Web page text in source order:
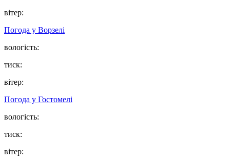
вітер:
Погода у Ворзелі
вологість:
тиск:
вітер:
Погода у Гостомелі
вологість:
тиск:
вітер: